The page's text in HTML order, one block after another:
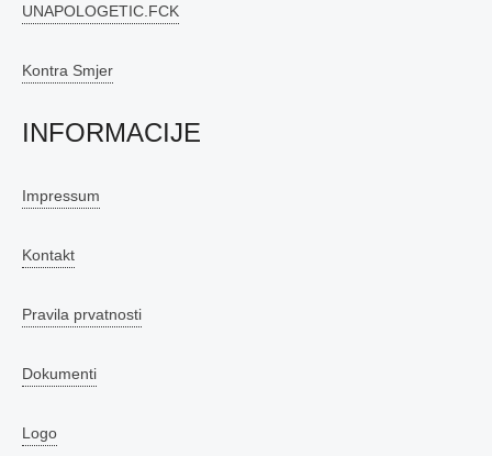
UNAPOLOGETIC.FCK
Kontra Smjer
INFORMACIJE
Impressum
Kontakt
Pravila prvatnosti
Dokumenti
Logo